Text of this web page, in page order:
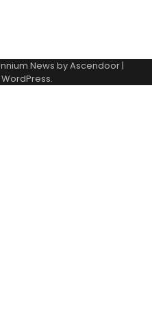
News byAscendoor|
WordPress.